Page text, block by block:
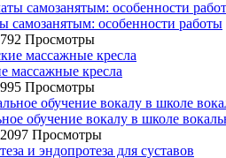
самозанятым: особенности работы
Просмотры
массажные кресла
Просмотры
обучение вокалу в школе
Просмотры